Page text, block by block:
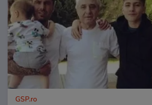
GSP.ro